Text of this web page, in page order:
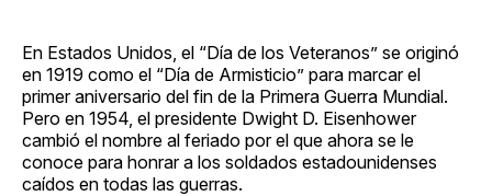
En Estados Unidos, el “Día de los Veteranos” se originó
en 1919 como el “Día de Armisticio” para marcar el
primer aniversario del fin de la Primera Guerra Mundial.
Pero en 1954, el presidente Dwight D. Eisenhower
cambió el nombre al feriado por el que ahora se le
conoce para honrar a los soldados estadounidenses
caídos en todas las guerras.